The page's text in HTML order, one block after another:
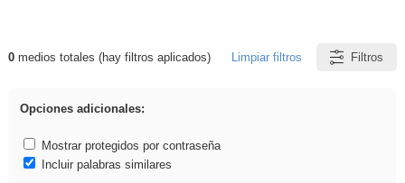
Resultados de: Crotona
0medios totales (hay filtros aplicados) Limpiar filtros Filtros
Opciones adicionales:
Mostrar protegidos por contraseña
Incluir palabras similares